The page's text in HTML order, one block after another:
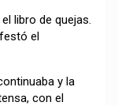
libro de quejas.
el
y la
con el